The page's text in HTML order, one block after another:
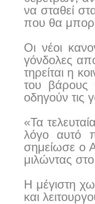
να σταθεί
που θα
Οι νέοι
γόνδολες
τηρείται η
του βάρους
οδηγούν τις
«Τα
λόγο αυτό
σημείωσε ο
μιλώντας
Η μέγιστη
και